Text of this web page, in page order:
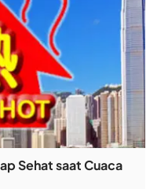
Sehat saat Cuaca